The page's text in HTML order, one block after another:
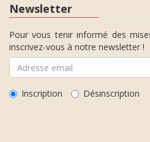
Newsletter
Pour vous tenir informé des
inscrivez-vous à notre newsletter !
Inscription Désinscription